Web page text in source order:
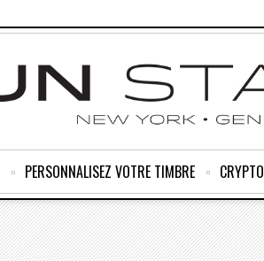
PERSONNALISEZ VOTRE TIMBRE CRYPTO